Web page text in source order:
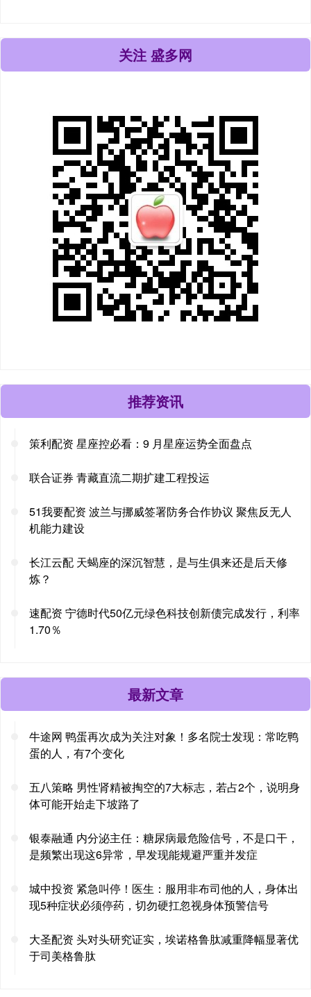
关注 盛多网
推荐资讯
策利配资 星座控必看：9 月星座运势全面盘点
联合证券 青藏直流二期扩建工程投运
51我要配资 波兰与挪威签署防务合作协议 聚焦反无人
机能力建设
长江云配 天蝎座的深沉智慧，是与生俱来还是后天修
炼？
速配资 宁德时代50亿元绿色科技创新债完成发行，利率
1.70％
最新文章
牛途网 鸭蛋再次成为关注对象！多名院士发现：常吃鸭
蛋的人，有7个变化
五八策略 男性肾精被掏空的7大标志，若占2个，说明身
体可能开始走下坡路了
银泰融通 内分泌主任：糖尿病最危险信号，不是口干，
是频繁出现这6异常，早发现能规避严重并发症
城中投资 紧急叫停！医生：服用非布司他的人，身体出
现5种症状必须停药，切勿硬扛忽视身体预警信号
大圣配资 头对头研究证实，埃诺格鲁肽减重降幅显著优
于司美格鲁肽